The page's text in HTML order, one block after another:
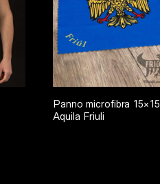
Panno microfibra 15×15
Aquila Friuli